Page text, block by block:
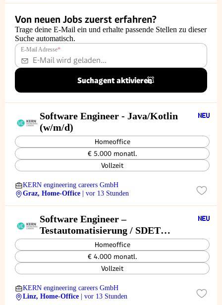
Von neuen Jobs zuerst erfahren?
Trage deine E-Mail ein und erhalte passende Stellen zu dieser
Suche automatisch.
E-Mail Adresse*
Suchagent aktivieren
Software Engineer - Java/Kotlin
(w/m/d)
Homeoffice
€ 5.000 monatl.
Vollzeit
KERN engineering careers GmbH
Graz, Home-Office
| vor 13 Stunden
Software Engineer –
Testautomatisierung / SDET
(w/m/d)
Homeoffice
€ 4.000 monatl.
Vollzeit
KERN engineering careers GmbH
Linz, Home-Office
| vor 13 Stunden